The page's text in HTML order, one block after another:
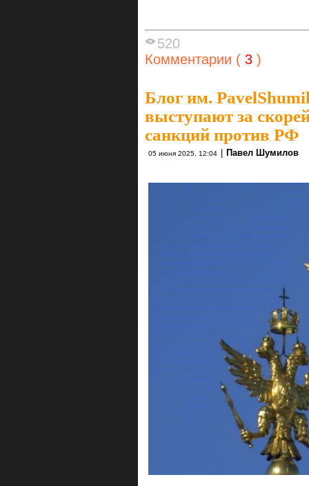
520
Комментарии ( 3 )
Блог им.
выступают за
санкций против РФ
05 июня 2025, 12:04 | Павел Шумилов